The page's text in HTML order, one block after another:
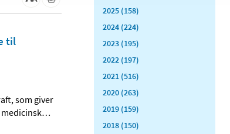
til
som giver
…
2025 (158)
2024 (224)
2023 (195)
2022 (197)
2021 (516)
2020 (263)
2019 (159)
2018 (150)